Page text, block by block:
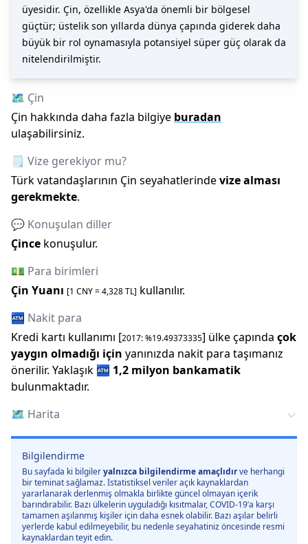
üyesidir. Çin, özellikle Asya'da önemli bir bölgesel
güçtür; üstelik son yıllarda dünya çapında giderek daha
büyük bir rol oynamasıyla potansiyel süper güç olarak da
nitelendirilmiştir.
🗺️ Çin
Çin hakkında daha fazla bilgiye buradan
ulaşabilirsiniz.
🗒️ Vize gerekiyor mu?
Türk vatandaşlarının Çin seyahatlerindevize alması
gerekmekte.
💬 Konuşulan diller
Çince konuşulur.
💵 Para birimleri
Çin Yuanı [1 CNY=4,328TL] kullanılır.
🏧 Nakit para
Kredi kartı kullanımı [2017: %19.49373335] ülke çapında çok
yaygın olmadığı için yanınızda nakit para taşımanız
önerilir. Yaklaşık 🏧 1,2 milyon bankamatik
bulunmaktadır.
🗺️ Harita
Bilgilendirme
Bu sayfada ki bilgileryalnızca bilgilendirme amaçlıdırve herhangi
bir teminat sağlamaz. İstatistiksel veriler açık kaynaklardan
yararlanarak derlenmiş olmakla birlikte güncel olmayan içerik
barındırabilir. Bazı ülkelerin uyguladığı kısıtmalar, COVID-19’a karşı
tamamen aşılanmış kişiler için daha esnek olabilir. Bazı aşılar belirli
yerlerde kabul edilmeyebilir, bu nedenle seyahatiniz öncesinde resmi
kaynaklardan teyit edin.